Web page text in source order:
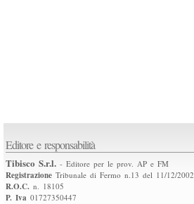
Editore e responsabilità
Tibisco S.r.l. - Editore per le prov. AP e FM
Registrazione Tribunale di Fermo n.13 del 11/12/2002
R.O.C. n. 18105
P. Iva 01727350447